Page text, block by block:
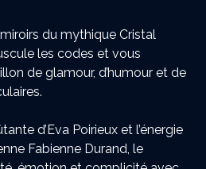
du mythique Cristal
les codes et vous
de glamour, d’humour et de
d’Eva Poirieux et l’énergie
Fabienne Durand, le